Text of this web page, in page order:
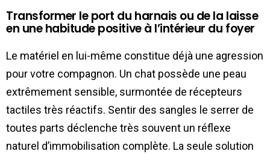
Transformer le port du harnais ou de la laisse
en une habitude positive à l’intérieur du foyer
Le matériel en lui-même constitue déjà une agression
pour votre compagnon. Un chat possède une peau
extrêmement sensible, surmontée de récepteurs
tactiles très réactifs. Sentir des sangles le serrer de
toutes parts déclenche très souvent un réflexe
naturel d’immobilisation complète. La seule solution